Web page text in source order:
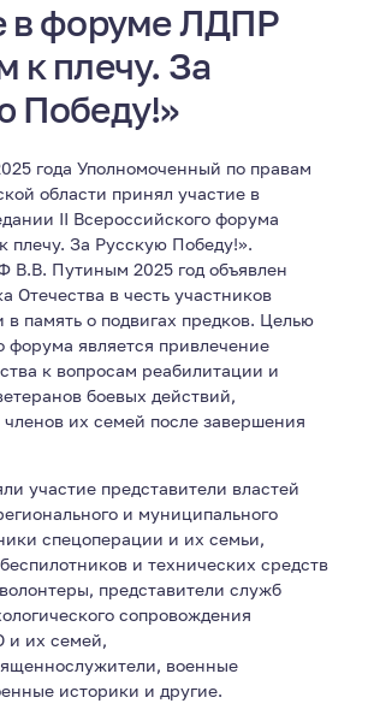
в форуме ЛДПР
к плечу. За
Победу!»
года Уполномоченный по правам
области принял участие в
II Всероссийского форума
За Русскую Победу!».
В.В. Путиным 2025 год объявлен
Отечества в честь участников
в память о подвигах предков. Целью
форума является привлечение
к вопросам реабилитации и
боевых действий,
их семей после завершения
участие представители властей
и муниципального
спецоперации и их семьи,
и технических средств
представители служб
сопровождения
и их семей,
военные
историки и другие.